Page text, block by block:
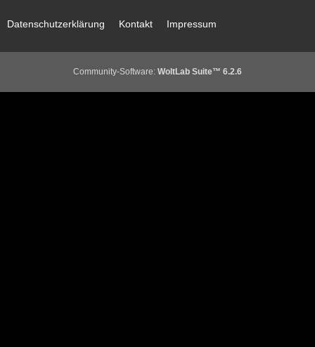
Datenschutzerklärung Kontakt Impressum
Community-Software: WoltLab Suite™ 6.2.6